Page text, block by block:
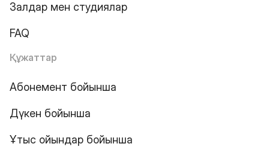
Залдар мен студиялар
FAQ
Құжаттар
Абонемент бойынша
Дүкен бойынша
Ұтыс ойындар бойынша